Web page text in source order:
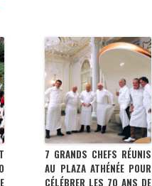
7 GRANDS CHEFS RÉUNIS
AU PLAZA ATHÉNÉE POUR
CÉLÉBRER LES 70 ANS DE